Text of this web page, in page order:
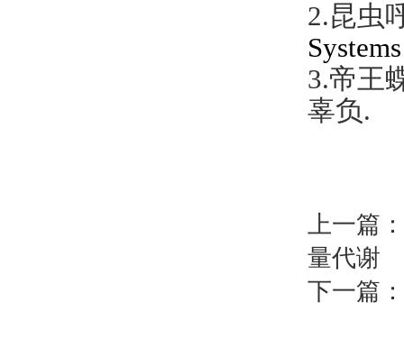
2.昆虫
3.帝王
辜负.
上一篇：
量代谢
下一篇：